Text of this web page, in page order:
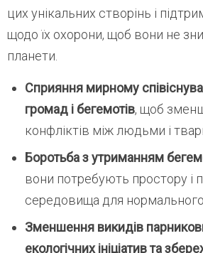
цих унікальних створінь і
щодо їх охорони, щоб вони не
планети.
Сприяння мирному
громад і бегемотів, щоб
конфліктів між людьми і
Боротьба з утриманням
вони потребують простору і
середовища для
Зменшення викидів
екологічних ініціатив та